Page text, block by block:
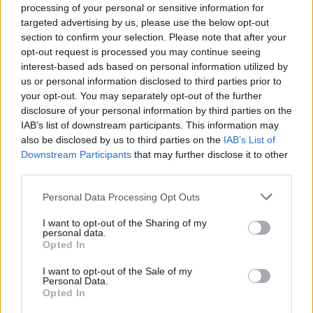
processing of your personal or sensitive information for
targeted advertising by us, please use the below opt-out
section to confirm your selection. Please note that after your
opt-out request is processed you may continue seeing
interest-based ads based on personal information utilized by
us or personal information disclosed to third parties prior to
your opt-out. You may separately opt-out of the further
disclosure of your personal information by third parties on the
IAB’s list of downstream participants. This information may
also be disclosed by us to third parties on the IAB’s List of
Downstream Participants that may further disclose it to other
Please note that this website/app uses one or more Google
not limited to your visit or usage behaviour. You may click to
grant or deny consent to Google and its third-party tags to
use your data for below specified purposes in below Google
consent section.
Personal Data Processing Opt Outs
I want to opt-out of the Sharing of my
personal data.
Opted In
I want to opt-out of the Sale of my
Personal Data.
Opted In
Laster fortsatt opp... ;-)
Bildebeskrivelse
Bildet viser et slående nærbilde av en
manganmalmprøve, dens robuste og uregelmessige
form fanget i utsøkte detaljer som fremhever både
dens vitenskapelige betydning og dens rå estetiske
skjønnhet. Mineralet dominerer forgrunnen, en
mørk, nesten svart masse som glitrer med metallisk
glans under den nøye orkestreringen av
studiobelysning. Overflaten er taggete og ujevn,
preget av skarpe krystallinske kanter som stiger og
faller som miniatyrtopper og -daler, noe som gir
prøven en topografi som føles nesten
utenomjordisk. De dype gråtonene er preget av
subtile hint av iriserende farger, glimt av blått og